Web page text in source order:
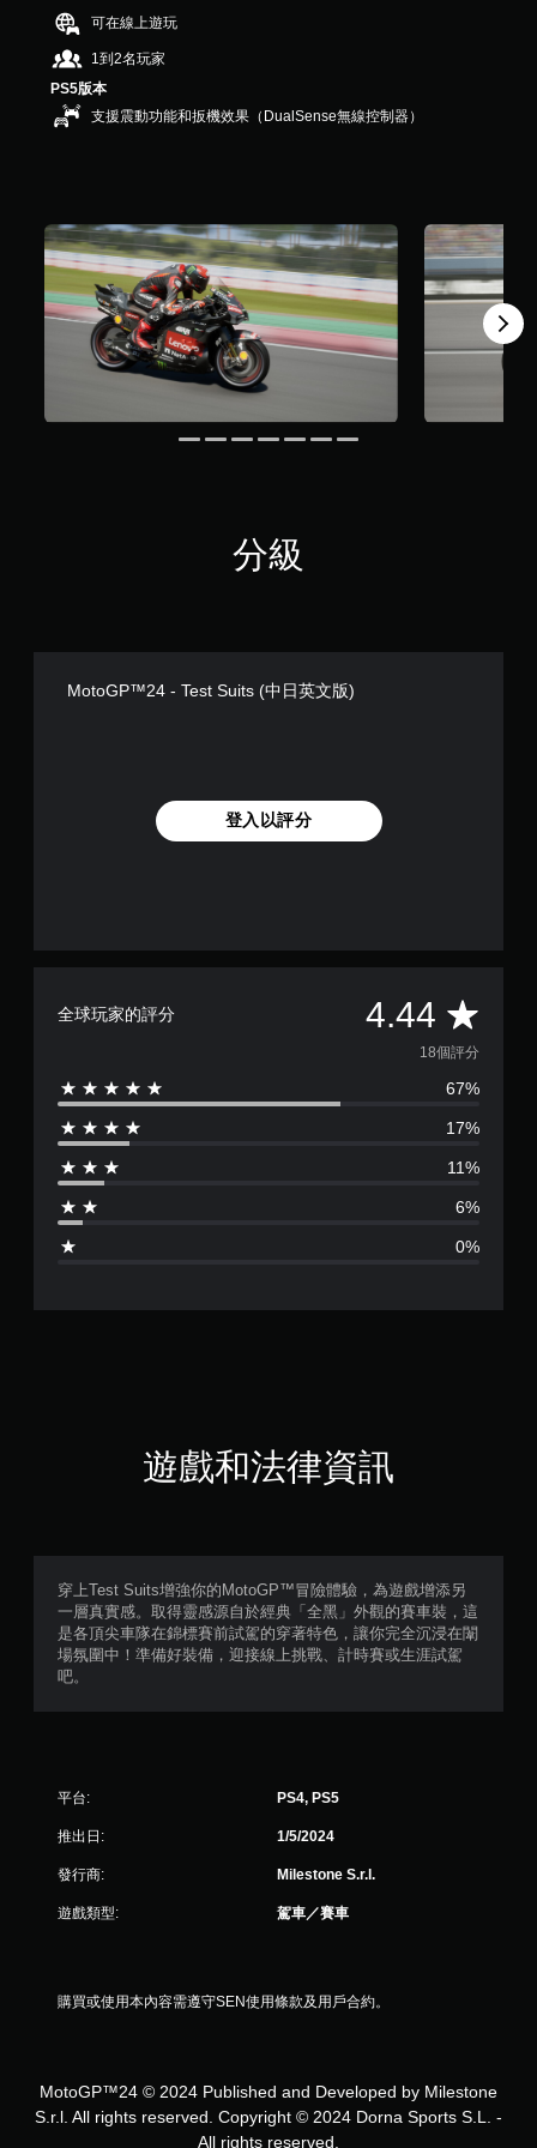
，
共
1
8
則
評
可在線上遊玩
1到2名玩家
PS5版本
支援震動功能和扳機效果（DualSense無線控制器）
分級
MotoGP™24 - Test Suits (中日英文版)
登入以評分
全球玩家的評分 4.44 平
均
評
分
4
4
分
5
星
分
18個評分
67%
17%
11%
6%
0%
遊戲和法律資訊
穿上Test Suits增強你的MotoGP™冒險體驗，為遊戲增添另
一層真實感。取得靈感源自於經典「全黑」外觀的賽車裝，這
是各頂尖車隊在錦標賽前試駕的穿著特色，讓你完全沉浸在闈
場氛圍中！準備好裝備，迎接線上挑戰、計時賽或生涯試駕
吧。
平台: PS4, PS5
推出日: 1/5/2024
發行商: Milestone S.r.l.
遊戲類型: 駕車／賽車
購買或使用本內容需遵守SEN使用條款及用戶合約。
MotoGP™24 © 2024 Published and Developed by Milestone
S.r.l. All rights reserved. Copyright © 2024 Dorna Sports S.L. -
All rights reserved.